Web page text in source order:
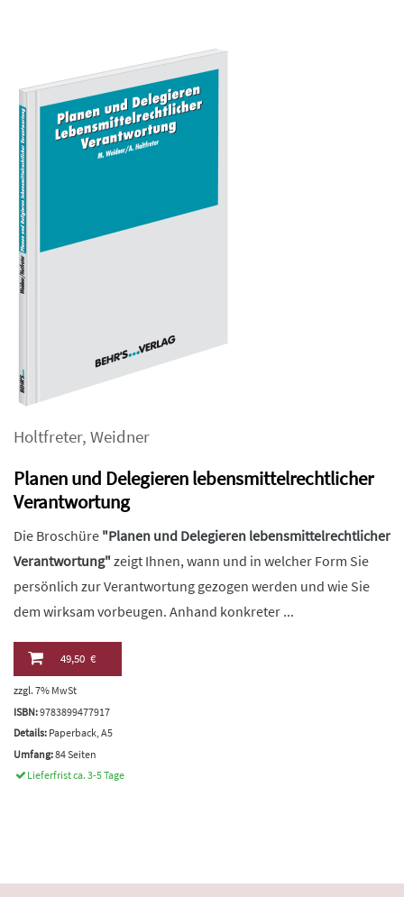
Holtfreter, Weidner
Planen und Delegieren lebensmittelrechtlicher
Verantwortung
Die Broschüre "Planen und Delegieren lebensmittelrechtlicher
Verantwortung"zeigt Ihnen, wann und in welcher Form Sie
persönlich zur Verantwortung gezogen werden und wie Sie
dem wirksam vorbeugen. Anhand konkreter ...
49,50 €
zzgl. 7% MwSt
ISBN:9783899477917
Details: Paperback, A5
Umfang:84 Seiten
Lieferfrist ca. 3-5 Tage